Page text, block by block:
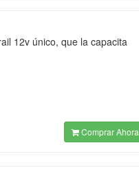
12v único, que la capacita
Comprar Ahora